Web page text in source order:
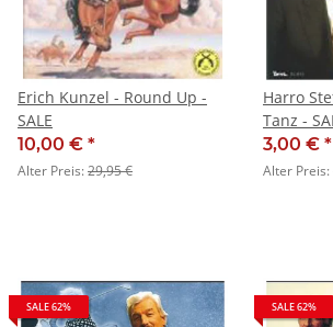
Erich Kunzel - Round Up -
SALE
10,00 € *
Alter Preis:29,95 €
Harro
Tanz -
3,00 € *
Alter Preis:
SALE 62% SALE 62%